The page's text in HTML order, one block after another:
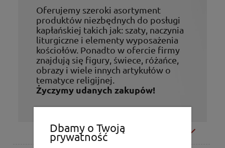
Oferujemy szeroki asortyment
produktów niezbędnych do posługi
kapłańskiej takich jak: szaty, naczynia
liturgiczne i elementy wyposażenia
kościołów. Ponadto w ofercie firmy
znajdują się figury, świece, różańce,
obrazy i wiele innych artykułów o
tematyce religijnej.
Życzymy udanych zakupów!
Moje konto
Dbamy o Twoją
prywatność